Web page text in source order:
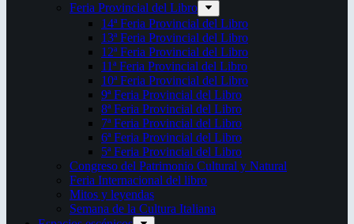
Feria Provincial del Libro
14ª Feria Provincial del Libro
13ª Feria Provincial del Libro
12ª Feria Provincial del Libro
11ª Feria Provincial del Libro
10ª Feria Provincial del Libro
9ª Feria Provincial del Libro
8ª Feria Provincial del Libro
7ª Feria Provincial del Libro
6ª Feria Provincial del Libro
5ª Feria Provincial del Libro
Congreso del Patrimonio Cultural y Natural
Feria Internacional del libro
Mitos y leyendas
Semana de la Cultura Italiana